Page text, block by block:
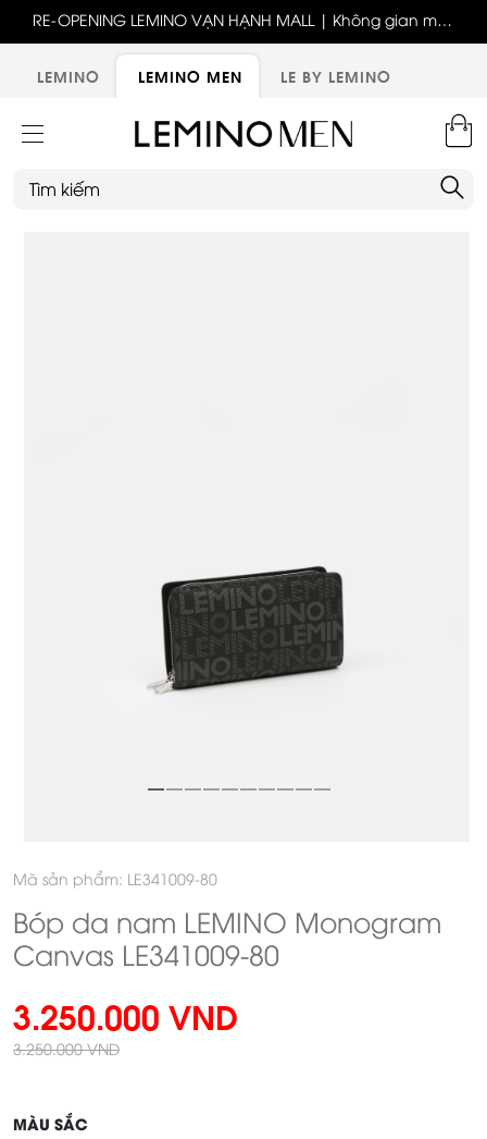
RE-OPENING LEMINO VẠN HẠNH MALL | Không gian mới,
trải nghiệm mới, ưu đãi tri ân đặc biệt
LEMINO
LEMINO MEN LE BY LEMINO
Mã sản phẩm: LE341009-80
Bóp da nam LEMINO Monogram
Canvas LE341009-80
3.250.000 VND
3.250.000 VND
MÀU SẮC